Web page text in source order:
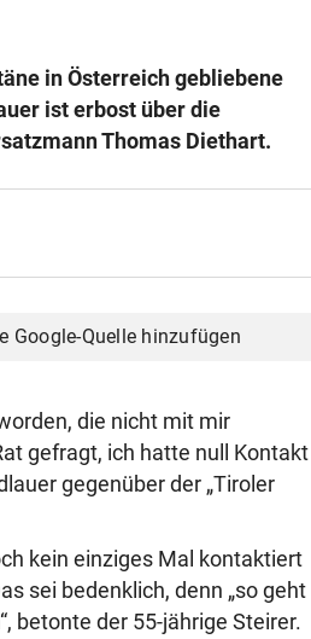
in Österreich gebliebene
ist erbost über die
Thomas Diethart.
Google-Quelle hinzufügen
die nicht mit mir
gefragt, ich hatte null Kontakt
gegenüber der „Tiroler
kein einziges Mal kontaktiert
sei bedenklich, denn „so geht
betonte der 55-jährige Steirer.